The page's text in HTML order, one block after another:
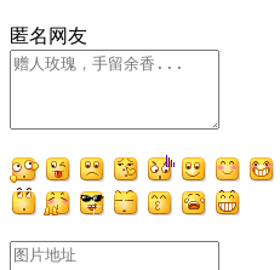
匿名网友